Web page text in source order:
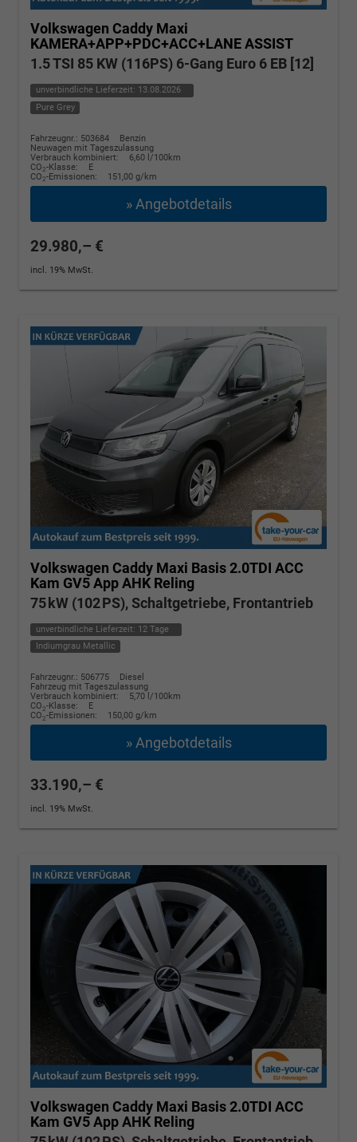
Volkswagen Caddy Maxi
KAMERA+APP+PDC+ACC+LANE ASSIST
1.5 TSI 85 KW (116PS) 6-Gang Euro 6 EB [12]
unverbindliche Lieferzeit: 13.08.2026
Pure Grey
Fahrzeugnr.: 503684
Benzin
Neuwagen mit Tageszulassung
Verbrauch kombiniert:
6,60 l/100km
CO2-Klasse:
E
CO2-Emissionen: 151,00 g/km
» Angebotdetails
29.980,– €
incl. 19% MwSt.
Volkswagen Caddy Maxi Basis 2.0TDI ACC
Kam GV5 App AHK Reling
75 kW (102 PS), Schaltgetriebe, Frontantrieb
unverbindliche Lieferzeit: 12 Tage
Indiumgrau Metallic
Fahrzeugnr.: 506775
Diesel
Fahrzeug mit Tageszulassung
Verbrauch kombiniert:
5,70 l/100km
CO2-Klasse:
E
CO2-Emissionen: 150,00 g/km
» Angebotdetails
33.190,– €
incl. 19% MwSt.
Volkswagen Caddy Maxi Basis 2.0TDI ACC
Kam GV5 App AHK Reling